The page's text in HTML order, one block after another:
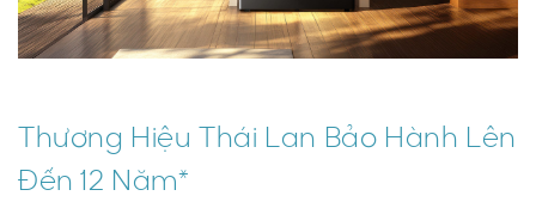
Thương Hiệu Thái Lan Bảo Hành Lên
Đến 12 Năm*